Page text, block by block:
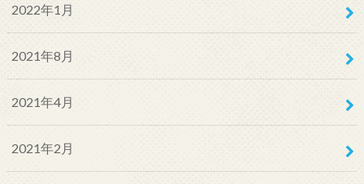
2022年1月
2021年8月
2021年4月
2021年2月